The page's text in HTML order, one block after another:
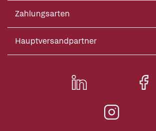
Zahlungsarten
Hauptversandpartner